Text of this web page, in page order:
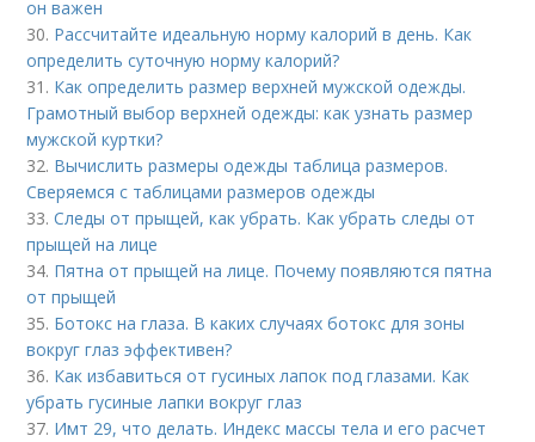
он важен
30. Рассчитайте идеальную норму калорий в день. Как
определить суточную норму калорий?
31. Как определить размер верхней мужской одежды.
Грамотный выбор верхней одежды: как узнать размер
мужской куртки?
32. Вычислить размеры одежды таблица размеров.
Сверяемся с таблицами размеров одежды
33.Следы от прыщей, как убрать. Как убрать следы от
прыщей на лице
34. Пятна от прыщей на лице. Почему появляются пятна
от прыщей
35. Ботокс на глаза. В каких случаях ботокс для зоны
вокруг глаз эффективен?
36. Как избавиться от гусиных лапок под глазами. Как
убрать гусиные лапки вокруг глаз
37. Имт 29, что делать. Индекс массы тела и его расчет